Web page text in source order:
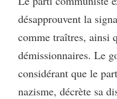
désapprouvent la
comme traîtres, ainsi
démissionnaires. Le
considérant que le
nazisme, décrète sa